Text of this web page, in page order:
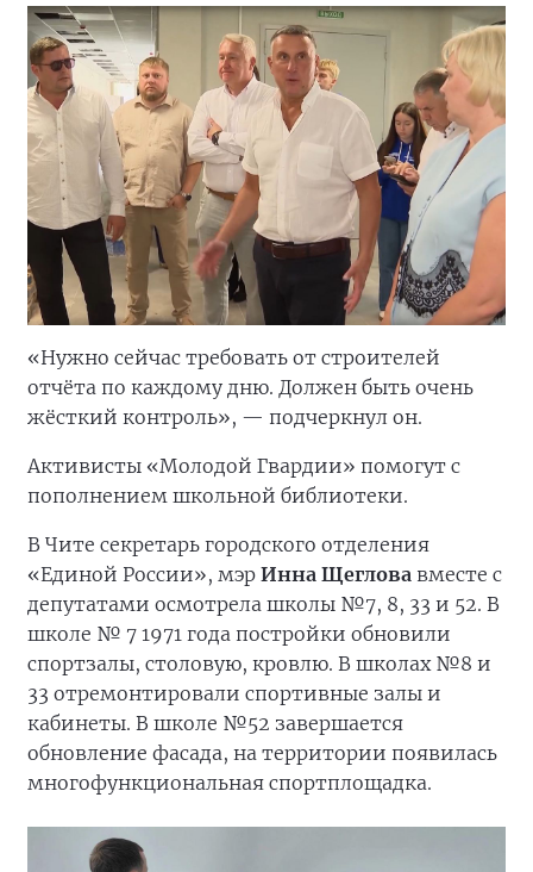
«Нужно сейчас требовать от строителей
отчёта по каждому дню. Должен быть очень
жёсткий контроль», — подчеркнул он.
Активисты «Молодой Гвардии» помогут с
пополнением школьной библиотеки.
В Чите секретарь городского отделения
«Единой России», мэр Инна Щеглова вместе с
депутатами осмотрела школы №7, 8, 33 и 52. В
школе № 7 1971 года постройки обновили
спортзалы, столовую, кровлю. В школах №8 и
33 отремонтировали спортивные залы и
кабинеты. В школе №52 завершается
обновление фасада, на территории появилась
многофункциональная спортплощадка.